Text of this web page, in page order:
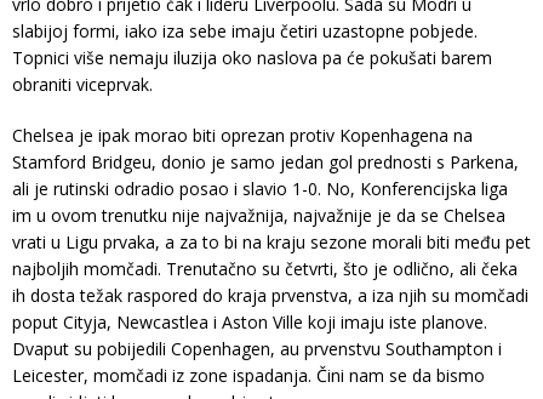
slabijoj formi, iako iza sebe imaju četiri uzastopne pobjede.
Topnici više nemaju iluzija oko naslova pa će pokušati barem
obraniti viceprvak.
Chelsea je ipak morao biti oprezan protiv Kopenhagena na
Stamford Bridgeu, donio je samo jedan gol prednosti s Parkena,
ali je rutinski odradio posao i slavio 1-0. No, Konferencijska liga
im u ovom trenutku nije najvažnija, najvažnije je da se Chelsea
vrati u Ligu prvaka, a za to bi na kraju sezone morali biti među pet
najboljih momčadi. Trenutačno su četvrti, što je odlično, ali čeka
ih dosta težak raspored do kraja prvenstva, a iza njih su momčadi
poput Cityja, Newcastlea i Aston Ville koji imaju iste planove.
Dvaput su pobijedili Copenhagen, au prvenstvu Southampton i
Leicester, momčadi iz zone ispadanja. Čini nam se da bismo